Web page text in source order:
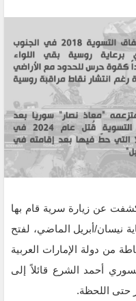
عن زيارة سرية قام بها
نيسان/أبريل الماضي، لفتح
من دولة الإمارات العربية
أحمد الشرع قائلاً إلى
حتى اللحظة.